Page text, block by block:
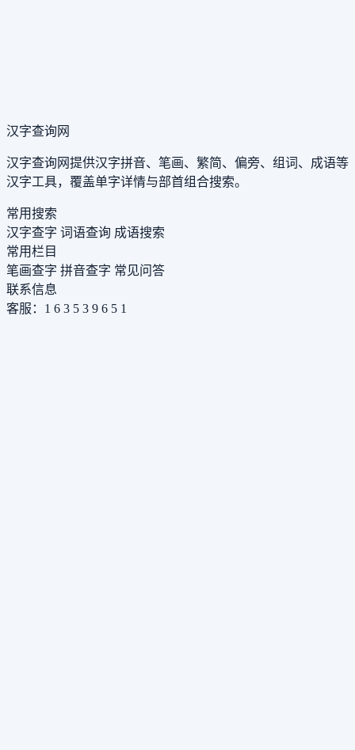
汉字查询网
汉字查询网提供汉字拼音、笔画、繁简、偏旁、组词、成语等
汉字工具，覆盖单字详情与部首组合搜索。
常用搜索
汉字查字 词语查询 成语搜索
常用栏目
笔画查字 拼音查字 常见问答
联系信息
客服：1 6 3 5 3 9 6 5 1